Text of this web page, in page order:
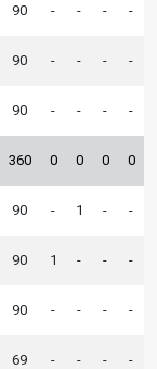
90 - - - -
90 - - - -
90 - - - -
360 0 0 0 0
90 - 1 - -
90 1 - - -
90 - - - -
69 - - - -